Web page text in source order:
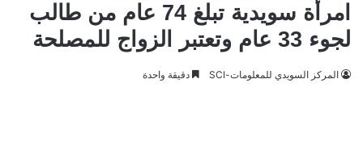
امرأة سويدية تبلغ 74 عام من طالب
لجوء 33 عام وتعتبر الزواج للمصلحة
المركز السويدي للمعلومات-SCI دقيقة واحدة